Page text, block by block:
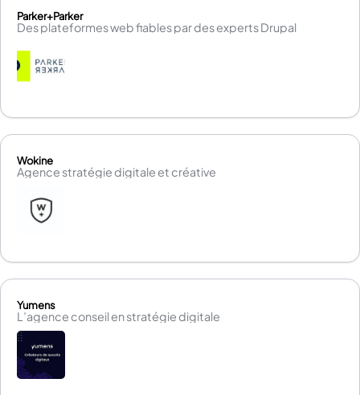
Parker+Parker
Des plateformes web fiables par des experts Drupal
Wokine
Agence stratégie digitale et créative
Yumens
L’agence conseil en stratégie digitale